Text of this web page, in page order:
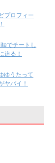
プロフィー
でチートし
迫る！
ゆうたって
ヤバイ！